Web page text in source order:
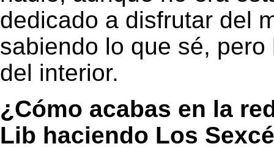
dedicado a disfrutar del
sabiendo lo que sé,
del interior.
¿Cómo acabas en la
Lib haciendo Los